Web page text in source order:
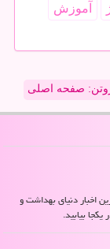
آموزش
صفحه اصلی
اخبار دنیای بهداشت و
بیابید.